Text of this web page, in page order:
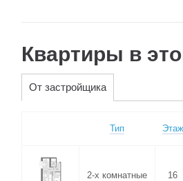
Квартиры в
От застройщика
Тип Этаж
2-х комнатные 16